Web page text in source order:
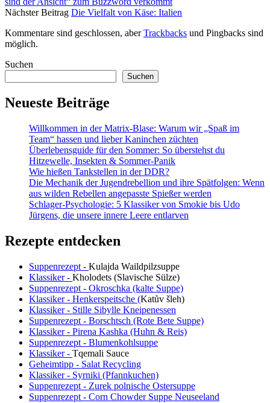
Nächster Beitrag Die Vielfalt von Käse: Italien
Kommentare sind geschlossen, aberTrackbacks und Pingbacks sind
möglich.
Sidebar
Suchen
Suchen
Neueste Beiträge
Willkommen in der Matrix-Blase: Warum wir „Spaß im
Team“ hassen und lieber Kaninchen züchten
Überlebensguide für den Sommer: So überstehst du
Hitzewelle, Insekten & Sommer-Panik
Wie hießen Tankstellen in der DDR?
Die Mechanik der Jugendrebellion und ihre Spätfolgen: Wenn
aus wilden Rebellen angepasste Spießer werden
Schlager-Psychologie: 5 Klassiker von Smokie bis Udo
Jürgens, die unsere innere Leere entlarven
Rezepte entdecken
Suppenrezept - Kulajda Waildpilzsuppe
Klassiker - Kholodets (Slavische Sülze)
Suppenrezept - Okroschka (kalte Suppe)
Klassiker - Henkerspeitsche (Katův šleh)
Klassiker - Stille Sibylle Kneipenessen
Suppenrezept - Borschtsch (Rote Bete Suppe)
Klassiker - Pirena Kashka (Huhn & Reis)
Suppenrezept - Blumenkohlsuppe
Klassiker - Tqemali Sauce
Geheimtipp - Salat Recycling
Klassiker - Syrniki (Pfannkuchen)
Suppenrezept - Zurek polnische Ostersuppe
Suppenrezept - Corn Chowder Suppe Neuseeland